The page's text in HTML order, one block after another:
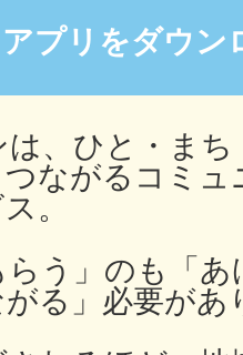
アプリをダウン
は、ひと・ま
ながるコミュ
。
らう」のも「
る」必要があ
シモキ
多度津
厚木